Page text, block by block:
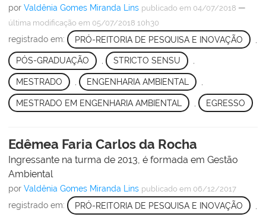
por Valdênia Gomes Miranda Lins publicado em 04/07/2018 —
última modificação em 05/07/2018 10h30
registrado em: PRÓ-REITORIA DE PESQUISA E INOVAÇÃO
PÓS-GRADUAÇÃO , STRICTO SENSU ,
MESTRADO ENGENHARIA AMBIENTAL
MESTRADO EM ENGENHARIA AMBIENTAL EGRESSO
Edêmea Faria Carlos da Rocha
Ingressante na turma de 2013, é formada em Gestão
Ambiental
por Valdênia Gomes Miranda Lins publicado em 06/12/2017
registrado em: PRÓ-REITORIA DE PESQUISA E INOVAÇÃO